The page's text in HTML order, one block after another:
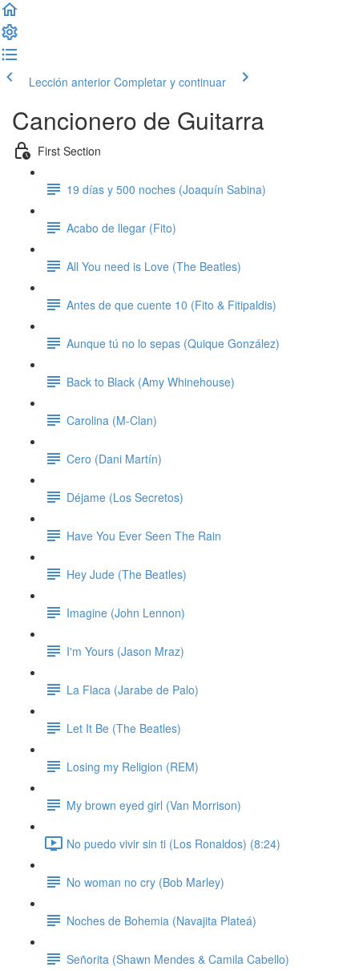
Lección anterior Completar y continuar
Cancionero de Guitarra
First Section
19 días y 500 noches (Joaquín Sabina)
Acabo de llegar (Fito)
All You need is Love (The Beatles)
Antes de que cuente 10 (Fito & Fitipaldis)
Aunque tú no lo sepas (Quique González)
Back to Black (Amy Whinehouse)
Carolina (M-Clan)
Cero (Dani Martín)
Déjame (Los Secretos)
Have You Ever Seen The Rain
Hey Jude (The Beatles)
Imagine (John Lennon)
I'm Yours (Jason Mraz)
La Flaca (Jarabe de Palo)
Let It Be (The Beatles)
Losing my Religion (REM)
My brown eyed girl (Van Morrison)
No puedo vivir sin ti (Los Ronaldos) (8:24)
No woman no cry (Bob Marley)
Noches de Bohemia (Navajita Plateá)
Señorita (Shawn Mendes & Camila Cabello)